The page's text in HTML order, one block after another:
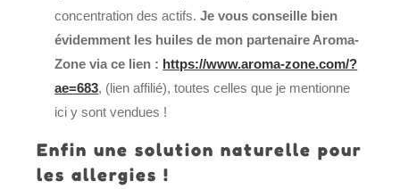
concentration des actifs.Je vous conseille bien
évidemment les huiles de mon partenaire Aroma-
Zone via ce lien : https://www.aroma-zone.com/?
ae=683, (lien affilié), toutes celles que je mentionne
ici y sont vendues !
Enfin une solution naturelle pour
les allergies !